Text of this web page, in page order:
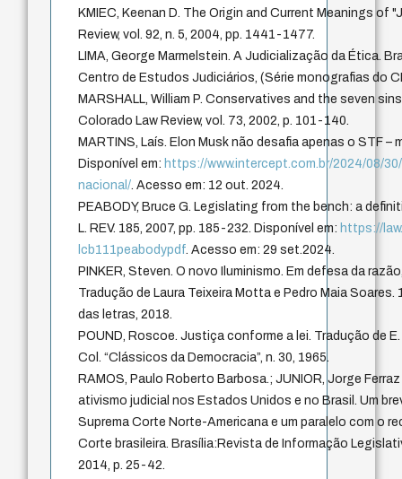
KMIEC, Keenan D. The Origin and Current Meanings of
Review, vol. 92, n. 5, 2004, pp. 1441-1477.
LIMA, George Marmelstein. A Judicialização da Ética.
Centro de Estudos Judiciários, (Série monografias do
MARSHALL, William P. Conservatives and the seven
Colorado Law Review, vol. 73, 2002, p. 101-140.
MARTINS, Laís. Elon Musk não desafia apenas o STF –
Disponível em: https://www.intercept.com.br/2024/08/
nacional/. Acesso em: 12 out. 2024.
PEABODY, Bruce G. Legislating from the bench: a
L. REV. 185, 2007, pp. 185-232. Disponível em: https://
lcb111peabodypdf. Acesso em: 29 set.2024.
PINKER, Steven. O novo Iluminismo. Em defesa da
Tradução de Laura Teixeira Motta e Pedro Maia
das letras, 2018.
POUND, Roscoe. Justiça conforme a lei. Tradução de
Col. “Clássicos da Democracia”, n. 30, 1965.
RAMOS, Paulo Roberto Barbosa.; JUNIOR, Jorge
ativismo judicial nos Estados Unidos e no Brasil. Um
Suprema Corte Norte-Americana e um paralelo com o
Corte brasileira. Brasília:Revista de Informação
2014, p. 25-42.